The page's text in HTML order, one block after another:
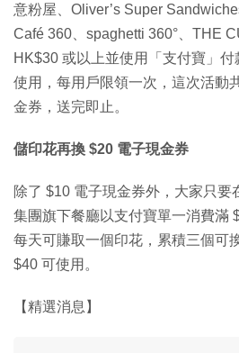
意粉屋、Oliver’s Super
Café 360、spaghetti 360°、THE
HK$30 或以上並使用「支付寶」
使用，每用戶限領一次，這次活動
金券，送完即止。
儲印花再換 $20 電子現金券
除了 $10 電子現金券外，大家只要
集團旗下餐廳以支付寶單一消費滿
每天可賺取一個印花，累積三個可
$40 可使用。
【精選消息】